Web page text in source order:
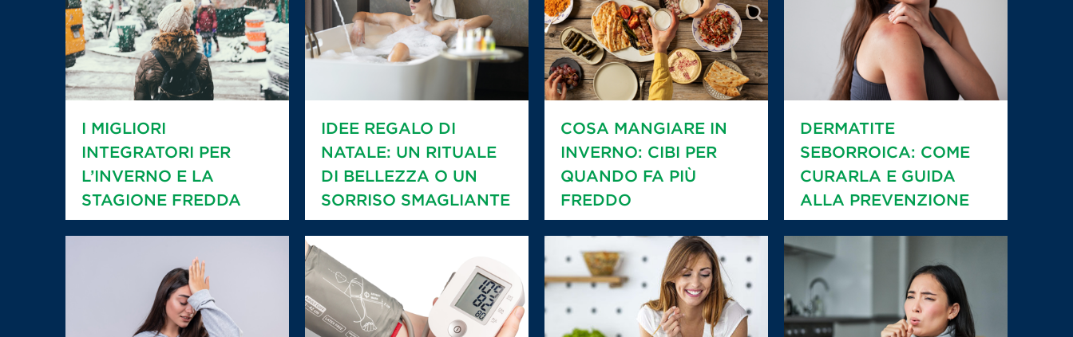
I MIGLIORI
INTEGRATORI PER
L’INVERNO E LA
STAGIONE FREDDA
IDEE REGALO DI
NATALE: UN RITUALE
DI BELLEZZA O UN
SORRISO SMAGLIANTE
COSA MANGIARE IN
INVERNO: CIBI PER
QUANDO FA PIÙ
FREDDO
DERMATITE
SEBORROICA: COME
CURARLA E GUIDA
ALLA PREVENZIONE